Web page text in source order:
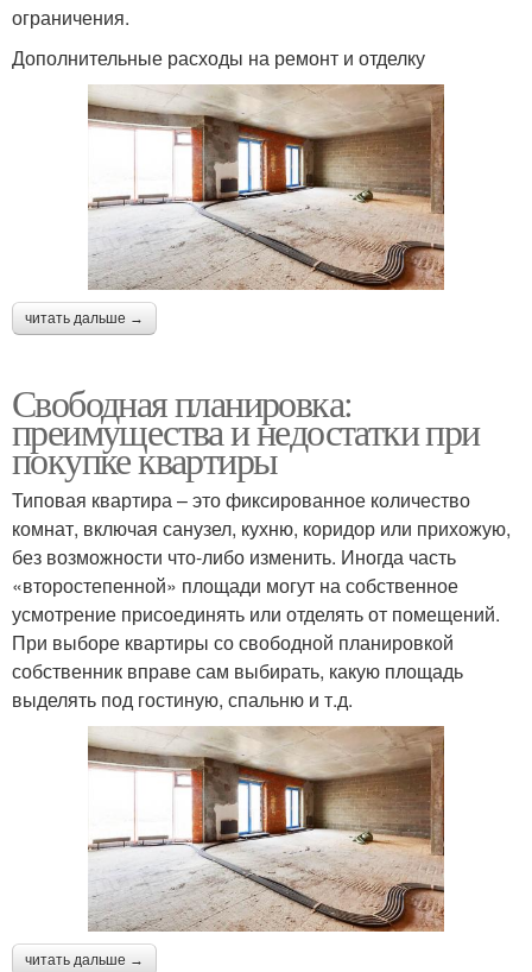
ограничения.
Дополнительные расходы на ремонт и отделку
читать дальше →
Свободная планировка:
преимущества и недостатки при
покупке квартиры
Типовая квартира – это фиксированное количество
комнат, включая санузел, кухню, коридор или прихожую,
без возможности что-либо изменить. Иногда часть
«второстепенной» площади могут на собственное
усмотрение присоединять или отделять от помещений.
При выборе квартиры со свободной планировкой
собственник вправе сам выбирать, какую площадь
выделять под гостиную, спальню и т.д.
читать дальше →